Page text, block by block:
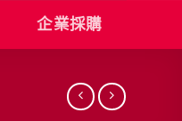
企業採購